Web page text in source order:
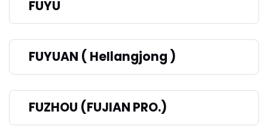
FUYU
FUYUAN ( HeIlangjong )
FUZHOU (FUJIAN PRO.)